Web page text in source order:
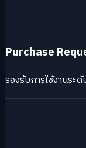
Purchase
รองรับการใช้งานร